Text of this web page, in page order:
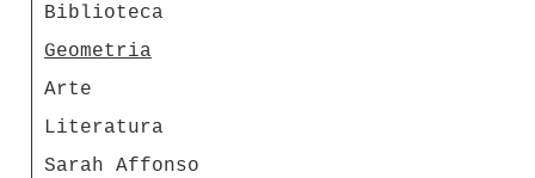
Biblioteca
Geometria
Arte
Literatura
Sarah Affonso